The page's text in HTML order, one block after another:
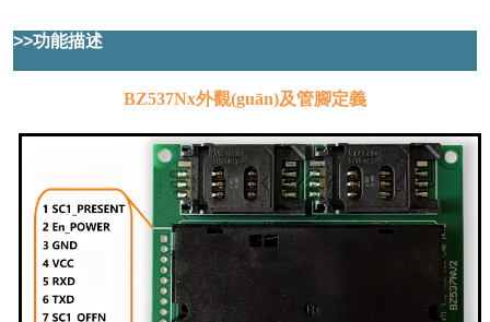
>>功能描述
BZ537Nx外觀(guān)及管腳定義